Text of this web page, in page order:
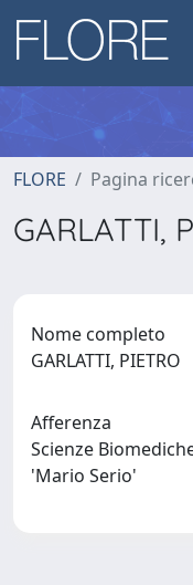
FLORE Pagina
GARLATTI,
Nome completo
GARLATTI, PIETRO
Afferenza
Scienze
'Mario Serio'